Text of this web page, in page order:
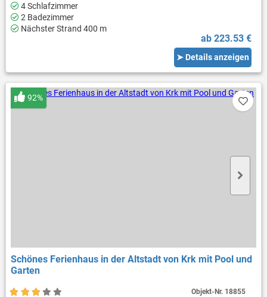
4 Schlafzimmer
2 Badezimmer
Nächster Strand 400 m
ab 223.53 €
➤ Details anzeigen
Schönes Ferienhaus in der Altstadt von Krk mit Pool und
Garten
92%
Objekt-Nr. 18855